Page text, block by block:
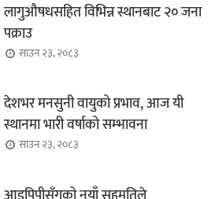
लागुऔषधसहित विभिन्न स्थानबाट २० जना
पक्राउ
साउन २३, २०८३
देशभर मनसुनी वायुको प्रभाव, आज यी
स्थानमा भारी वर्षाको सम्भावना
साउन २३, २०८३